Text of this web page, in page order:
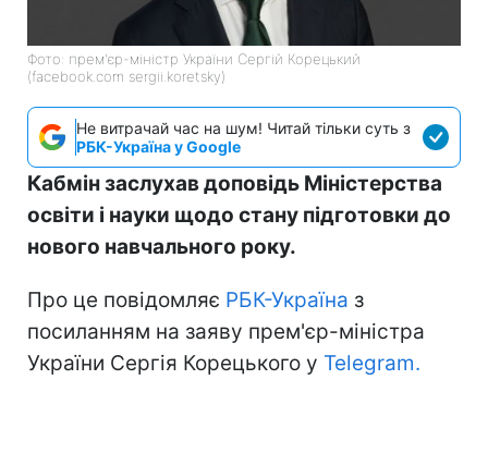
Фото: прем'єр-міністр України Сергій Корецький
(facebook.com sergii.koretsky)
Не витрачай час на шум! Читай тільки суть з
РБК-Україна у Google
Кабмін заслухав доповідь Міністерства
освіти і науки щодо стану підготовки до
нового навчального року.
Про це повідомляє РБК-Україна з
посиланням на заяву прем'єр-міністра
України Сергія Корецького у Telegram.